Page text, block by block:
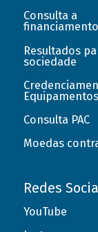
Consulta a
Resultados
sociedade
Equipamentos
Consulta PAC
Moedas
Redes
YouTube